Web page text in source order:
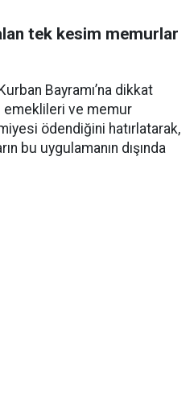
tek kesim memurlar
Bayramı’na dikkat
emeklileri ve memur
ödendiğini hatırlatarak,
bu uygulamanın dışında